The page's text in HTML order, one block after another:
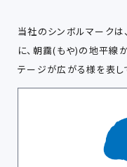
当社のシンボルマークは
に、朝靄(もや)の地平線
テージが広がる様を表し